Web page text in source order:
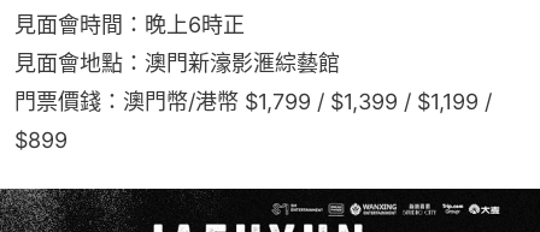
見面會時間：晚上6時正
見面會地點：澳門新濠影滙綜藝館
門票價錢：澳門幣/港幣 $1,799 / $1,399 / $1,199 /
$899